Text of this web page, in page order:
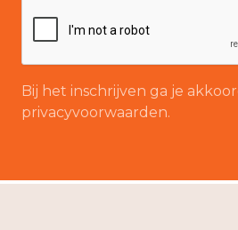
Bij het inschrijven ga je
privacyvoorwaarden.